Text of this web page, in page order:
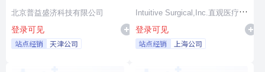
北京普益盛济科技有限公司
登录可见
站点经销 天津公司
Intuitive Surgical,Inc.直观医疗公
司
登录可见
站点经销 上海公司